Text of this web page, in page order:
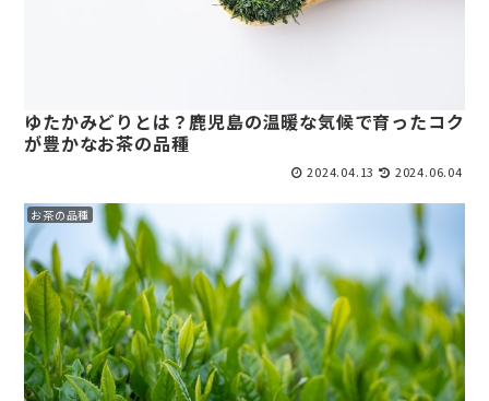
ゆたかみどりとは？鹿児島の温暖な気候で育ったコク
が豊かなお茶の品種
2024.04.13 2024.06.04
お茶の品種